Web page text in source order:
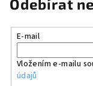
Odebírat
E-mail
Vložením e-mailu
údajů